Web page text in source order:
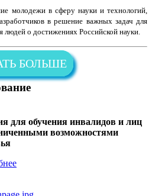
молодежи в сферу науки и технологий,
в решение важных задач для
людей о достижениях Российской науки.
БОЛЬШЕ
для обучения инвалидов и лиц
возможностями